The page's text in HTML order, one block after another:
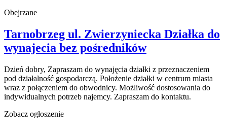
Obejrzane
Tarnobrzeg ul. Zwierzyniecka Działka do
wynajecia bez pośredników
Dzień dobry, Zapraszam do wynajęcia działki z przeznaczeniem
pod działalność gospodarczą. Położenie działki w centrum miasta
wraz z połączeniem do obwodnicy. Możliwość dostosowania do
indywidualnych potrzeb najemcy. Zapraszam do kontaktu.
Zobacz ogłoszenie